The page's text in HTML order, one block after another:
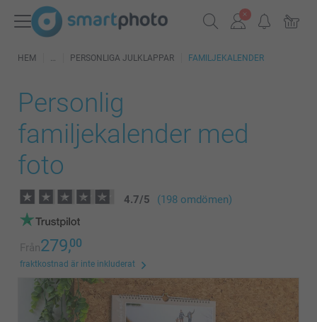
HEM PERSONLIGA JULKLAPPAR FAMILJEKALENDER
Personlig
familjekalender med
foto
4.7/5 (198 omdömen)
Från279,00
fraktkostnad är inte inkluderat